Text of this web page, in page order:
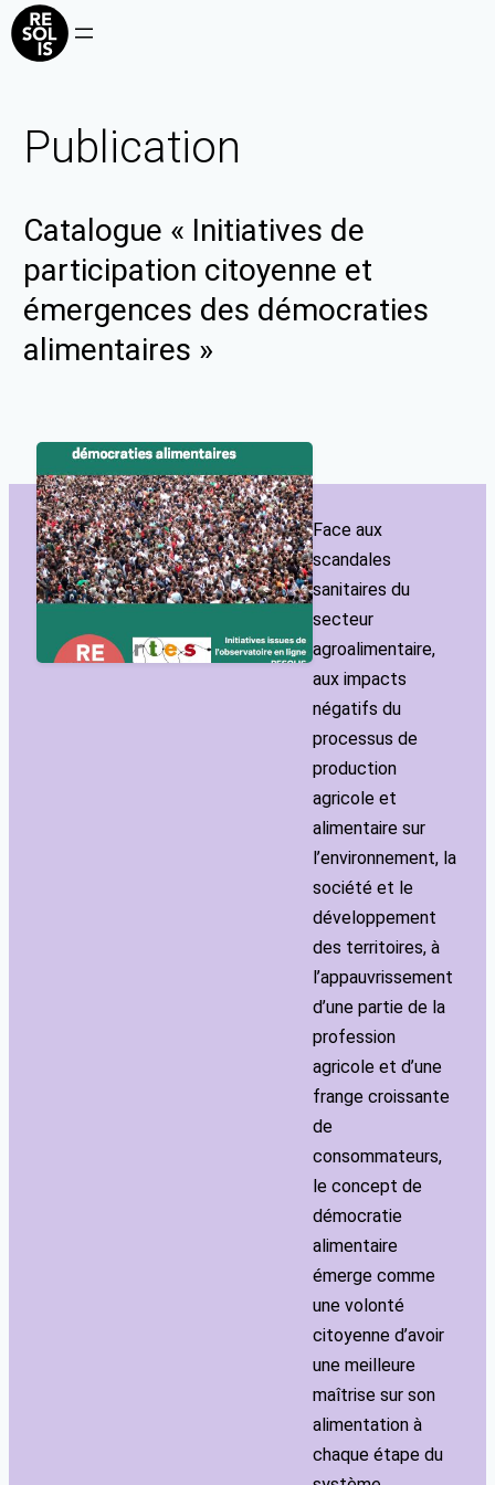
Publication
Catalogue « Initiatives de
participation citoyenne et
émergences des démocraties
alimentaires »
Face aux
scandales
sanitaires du
secteur
agroalimentaire,
aux impacts
négatifs du
processus de
production
agricole et
alimentaire sur
l’environnement, la
société et le
développement
des territoires, à
l’appauvrissement
d’une partie de la
profession
agricole et d’une
frange croissante
de
consommateurs,
le concept de
démocratie
alimentaire
émerge comme
une volonté
citoyenne d’avoir
une meilleure
maîtrise sur son
alimentation à
chaque étape du